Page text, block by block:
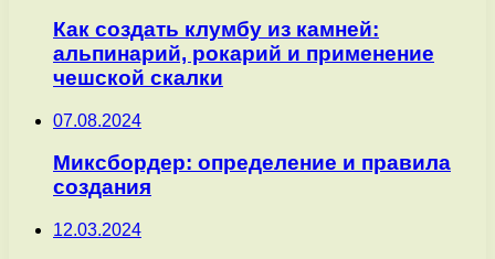
Как создать клумбу из камней:
альпинарий, рокарий и применение
чешской скалки
07.08.2024
Миксбордер: определение и правила
создания
12.03.2024